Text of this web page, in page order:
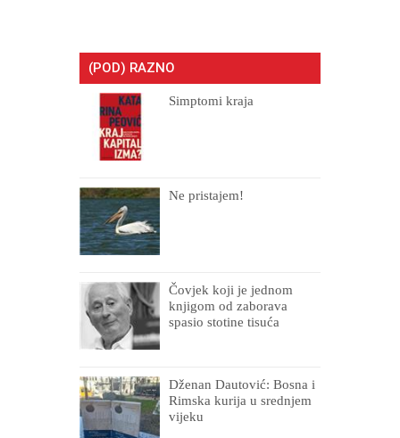
(POD) RAZNO
Simptomi kraja
Ne pristajem!
Čovjek koji je jednom
knjigom od zaborava
spasio stotine tisuća
Dženan Dautović: Bosna i
Rimska kurija u srednjem
vijeku